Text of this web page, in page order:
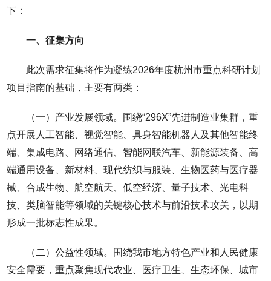
下：
一、征集方向
此次需求征集将作为凝练2026年度杭州市重点科研计划
项目指南的基础，主要有两类：
（一）产业发展领域。围绕“296X”先进制造业集群，重
点开展人工智能、视觉智能、具身智能机器人及其他智能终
端、集成电路、网络通信、智能网联汽车、新能源装备、高
端通用设备、新材料、现代纺织与服装、生物医药与医疗器
械、合成生物、航空航天、低空经济、量子技术、光电科
技、类脑智能等领域的关键核心技术与前沿技术攻关，以期
形成一批标志性成果。
（二）公益性领域。围绕我市地方特色产业和人民健康
安全需要，重点聚焦现代农业、医疗卫生、生态环保、城市